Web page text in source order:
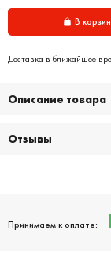
В
Доставка в ближайшее
Описание товара
Отзывы
Принимаем к оплате: